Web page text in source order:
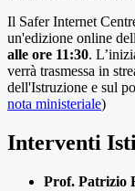
Il Safer Internet
un'edizione online
alle ore 11:30.
verrà trasmessa in
dell'Istruzione e sul
nota ministeriale)
Interventi
Prof. Patrizio